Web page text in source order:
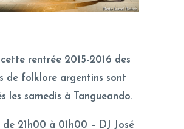
cette rentrée 2015-2016 des
de folklore argentins sont
les samedis à Tangueando.
de 21h00 à 01h00 – DJ José